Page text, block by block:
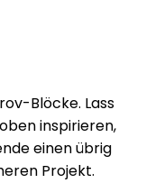
Blöcke. Lass
inspirieren,
einen übrig
Projekt.